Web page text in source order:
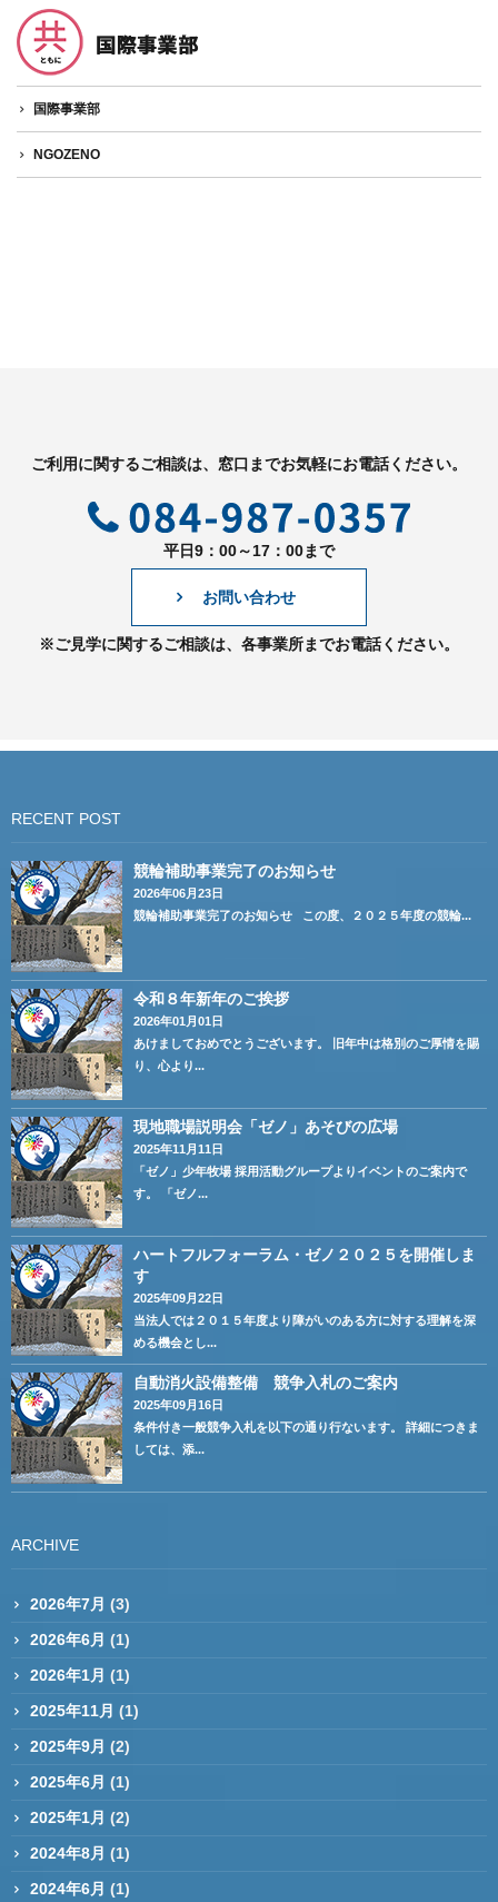
国際事業部
NGOZENO
ご利用に関するご相談は、窓口までお気軽にお電話ください。
平日9：00～17：00まで
お問い合わせ
※ご見学に関するご相談は、各事業所までお電話ください。
RECENT POST
競輪補助事業完了のお知らせ
2026年06月23日
競輪補助事業完了のお知らせ この度、２０２５年度の競輪...
令和８年新年のご挨拶
2026年01月01日
あけましておめでとうございます。 旧年中は格別のご厚情を賜
り、心より...
現地職場説明会「ゼノ」あそびの広場
2025年11月11日
「ゼノ」少年牧場 採用活動グループよりイベントのご案内で
す。 「ゼノ...
ハートフルフォーラム・ゼノ２０２５を開催しま
す
2025年09月22日
当法人では２０１５年度より障がいのある方に対する理解を深
める機会とし...
自動消火設備整備 競争入札のご案内
2025年09月16日
条件付き一般競争入札を以下の通り行ないます。 詳細につきま
しては、添...
ARCHIVE
2026年7月 (3)
2026年6月 (1)
2026年1月 (1)
2025年11月 (1)
2025年9月 (2)
2025年6月 (1)
2025年1月 (2)
2024年8月 (1)
2024年6月 (1)